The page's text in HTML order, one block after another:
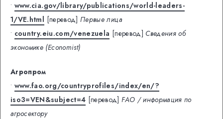
• www.cia.gov/library/publications/world-leaders-
1/VE.html [перевод] Первые лица
• country.eiu.com/venezuela [перевод] Сведения об
экономике (Economist)
Агропром
• www.fao.org/countryprofiles/index/en/?
iso3=VEN&subject=4 [перевод] FAO / информация по
агросектору